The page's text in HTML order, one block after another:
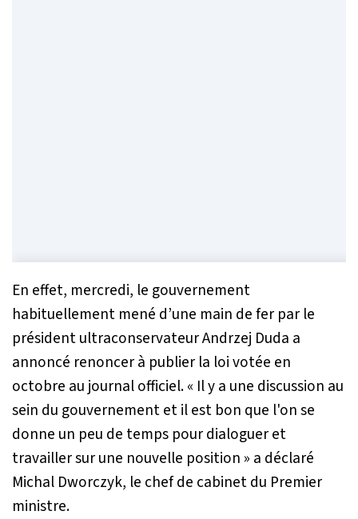
En effet, mercredi, le gouvernement
habituellement mené d’une main de fer par le
président ultraconservateur Andrzej Duda a
annoncé renoncer à publier la loi votée en
octobre au journal officiel.« Il y a une discussion au
sein du gouvernement et il est bon que l'on se
donne un peu de temps pour dialoguer et
travailler sur une nouvelle position » a déclaré
Michal Dworczyk, le chef de cabinet du Premier
ministre.